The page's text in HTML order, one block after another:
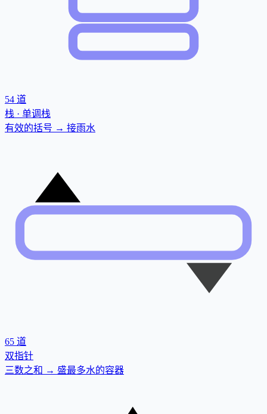
54 道
栈 · 单调栈
有效的括号 → 接雨水
65 道
双指针
三数之和 → 盛最多水的容器